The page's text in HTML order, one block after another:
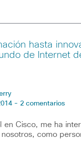
hasta
de Internet
- 2 comentarios
en Cisco, me ha
como